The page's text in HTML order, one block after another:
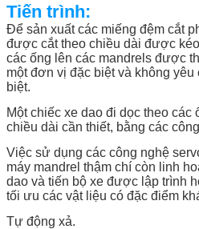
Tiến trình:
Để sản xuất các miếng đệm cắt
được cắt theo chiều dài được
các ống lên các mandrels được
một đơn vị đặc biệt và không yêu
biệt.
Một chiếc xe dao đi dọc theo các
chiều dài cần thiết, bằng các
Việc sử dụng các công nghệ
máy mandrel thậm chí còn linh
dao và tiến bộ xe được lập trình
tối ưu các vật liệu có đặc điểm
Tự động xả.